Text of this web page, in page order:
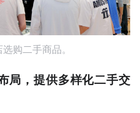
购二手商品。
局，提供多样化二手交